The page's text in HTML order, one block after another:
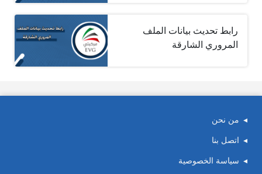
رابط تحديث بيانات الملف
المروري الشارقة
من نحن
اتصل بنا
سياسة الخصوصية